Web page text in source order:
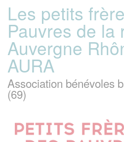
Les petits
Pauvres de la
Auvergne
AURA
Association bénévoles
(69)